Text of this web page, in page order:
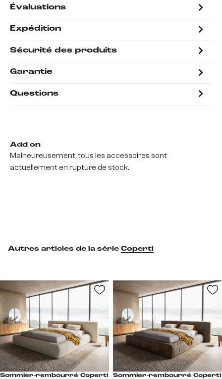
Évaluations
Expédition
Sécurité des produits
Garantie
Questions
Add on
Malheureusement, tous les accessoires sont
actuellement en rupture de stock.
Autres articles de la série Coperti
Sommier-rembourré Coperti Sommier-rembourré Coperti